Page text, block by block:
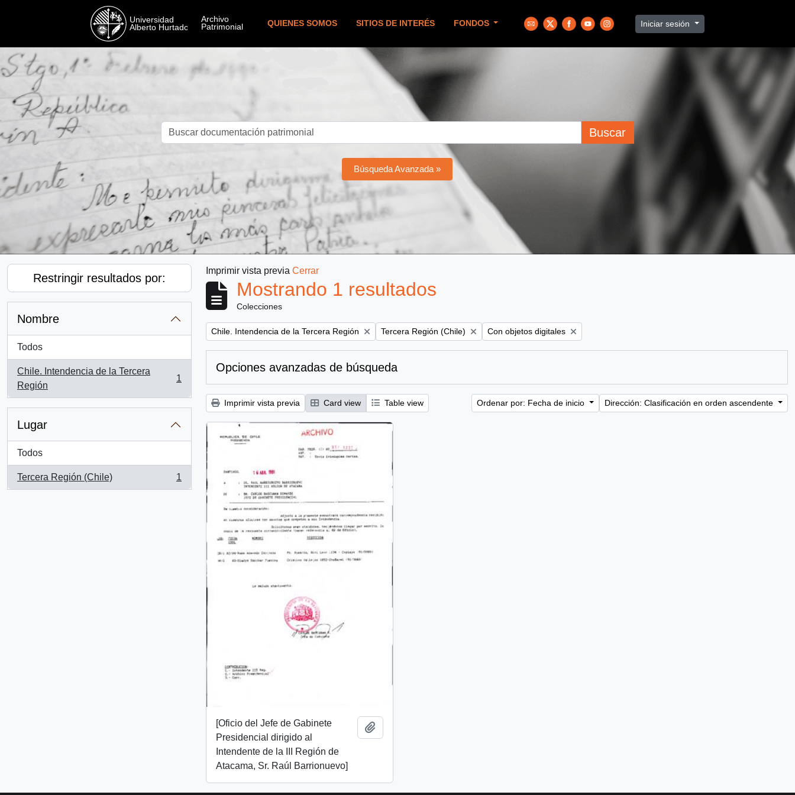
QUIENES SOMOS SITIOS DE INTERÉS FONDOS Iniciar sesión
Buscar
Búsqueda Avanzada »
Restringir resultados por:
Nombre
Todos
Chile. Intendencia de la Tercera
Región
, 1 resultados
1
Lugar
Todos
Tercera Región (Chile)
, 1 resultados
1
Imprimir vista previa Cerrar
Mostrando 1 resultados
Colecciones
Remove filter:
Chile. Intendencia de la Tercera Región Remove filter:
Tercera Región (Chile) Remove filter:
Con objetos digitales
Opciones avanzadas de búsqueda
Imprimir vista previa Card view Table view Ordenar por: Fecha de inicio Dirección: Clasificación en orden ascendente
[Oficio del Jefe de Gabinete
Presidencial dirigido al
Intendente de la III Región de
Atacama, Sr. Raúl Barrionuevo]